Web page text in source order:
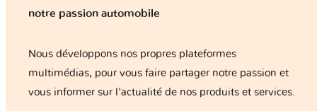
notre passion automobile
Nous développons nos propres plateformes
multimédias, pour vous faire partager notre passion et
vous informer sur l'actualité de nos produits et services.